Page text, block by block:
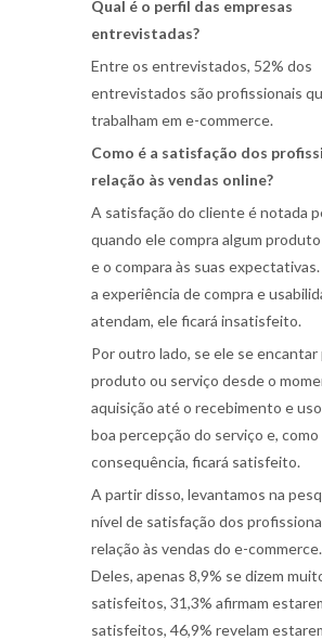
Qual é o perfil das empresas
entrevistadas?
Entre os entrevistados, 52% dos
entrevistados são profissionais
trabalham em e-commerce.
Como é a satisfação dos
relação às vendas online?
A satisfação do cliente é notada
quando ele compra algum
e o compara às suas expectativas.
a experiência de compra e
atendam, ele ficará insatisfeito.
Por outro lado, se ele se encantar
produto ou serviço desde o
aquisição até o recebimento e
boa percepção do serviço e, como
consequência, ficará satisfeito.
A partir disso, levantamos na
nível de satisfação dos
relação às vendas do e-commerce.
Deles, apenas 8,9% se dizem
satisfeitos, 31,3% afirmam
satisfeitos, 46,9% revelam